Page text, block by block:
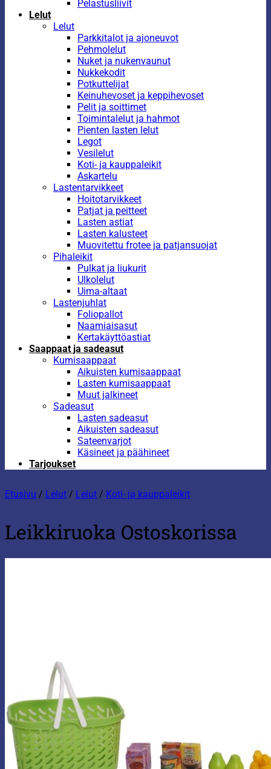
Pelastusliivit
Lelut
Lelut
Parkkitalot ja ajoneuvot
Pehmolelut
Nuket ja nukenvaunut
Nukkekodit
Potkuttelijat
Keinuhevoset ja keppihevoset
Pelit ja soittimet
Toimintalelut ja hahmot
Pienten lasten lelut
Legot
Vesilelut
Koti- ja kauppaleikit
Askartelu
Lastentarvikkeet
Hoitotarvikkeet
Patjat ja peitteet
Lasten astiat
Lasten kalusteet
Muovitettu frotee ja patjansuojat
Pihaleikit
Pulkat ja liukurit
Ulkolelut
Uima-altaat
Lastenjuhlat
Foliopallot
Naamiaisasut
Kertakäyttöastiat
Saappaat ja sadeasut
Kumisaappaat
Aikuisten kumisaappaat
Lasten kumisaappaat
Muut jalkineet
Sadeasut
Lasten sadeasut
Aikuisten sadeasut
Sateenvarjot
Käsineet ja päähineet
Tarjoukset
Etusivu / Lelut / Lelut / Koti- ja kauppaleikit
Leikkiruoka Ostoskorissa